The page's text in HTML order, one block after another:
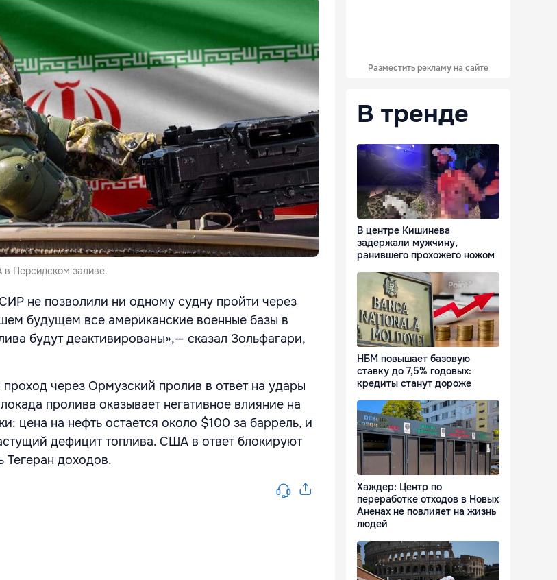
Персидском заливе.
не позволили ни одному судну пройти через
будущем все американские военные базы в
будут деактивированы»,— сказал Зольфагари,
через Ормузский пролив в ответ на удары
пролива оказывает негативное влияние на
цена на нефть остается около $100 за баррель, и
дефицит топлива. США в ответ блокируют
Тегеран доходов.
Разместить рекламу на сайте
В тренде
В центре Кишинева
задержали мужчину,
ранившего прохожего ножом
НБМ повышает базовую
ставку до 7,5% годовых:
кредиты станут дороже
Хаждер: Центр по
переработке отходов в Новых
Аненах не повлияет на жизнь
людей